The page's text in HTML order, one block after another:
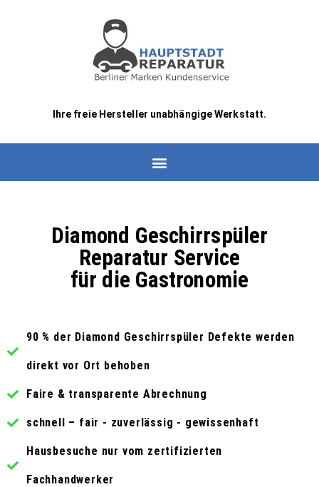
Ihre freie Hersteller unabhängige Werkstatt.
Diamond Geschirrspüler
Reparatur Service
für die Gastronomie
90 % der Diamond Geschirrspüler Defekte werden
direkt vor Ort behoben
Faire & transparente Abrechnung
schnell – fair - zuverlässig - gewissenhaft
Hausbesuche nur vom zertifizierten
Fachhandwerker